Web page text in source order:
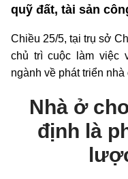
quỹ đất, tài sản
Chiều 25/5, tại trụ sở
chủ trì cuộc làm việc
ngành về phát triển
Nhà ở
định là